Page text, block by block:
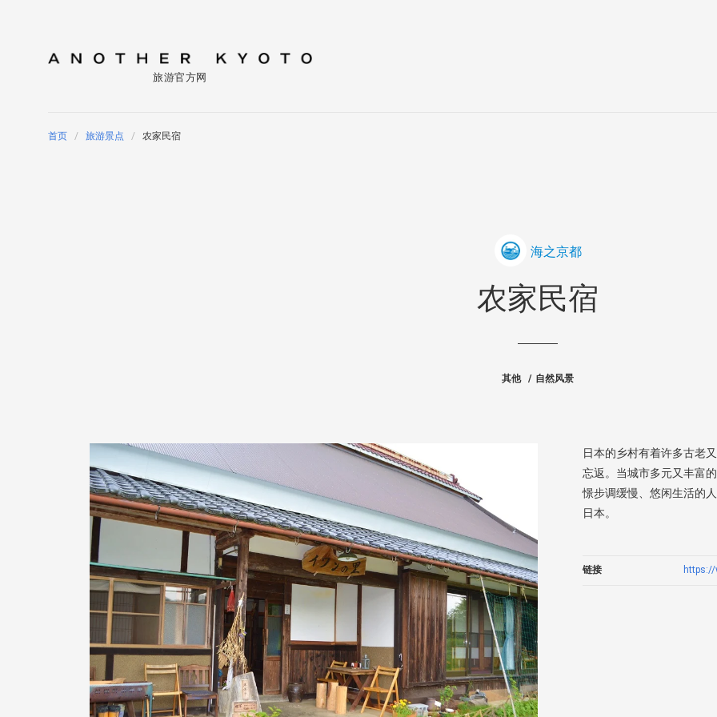
旅游官方网
首页 旅游景点 农家民宿
海之京都
农家民宿
其他 自然风景
日本的乡村有着许多古老
忘返。当城市多元又丰富
憬步调缓慢、悠闲生活的
日本。
链接